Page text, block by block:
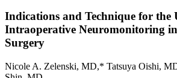
Indications and Technique for the
Intraoperative Neuromonitoring
Surgery
Nicole A. Zelenski, MD,* Tatsuya Oishi,